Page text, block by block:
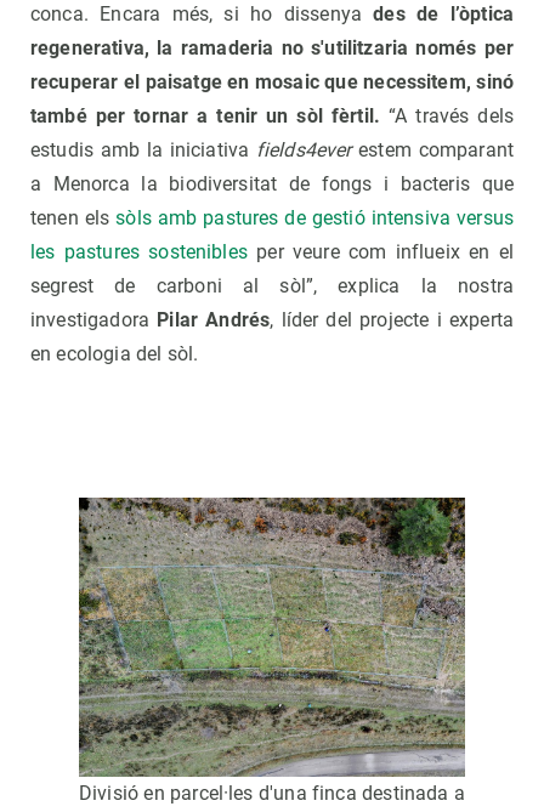
conca. Encara més, si ho dissenyades de l’òptica
regenerativa, la ramaderia no s'utilitzaria només per
recuperar el paisatge en mosaic que necessitem, sinó
també per tornar a tenir un sòl fèrtil.“A través dels
estudis amb la iniciativa fields4everestem comparant
a Menorca la biodiversitat de fongs i bacteris que
tenen elssòls amb pastures de gestió intensiva versus
les pastures sosteniblesper veure com influeix en el
segrest de carboni al sòl”, explica la nostra
investigadora Pilar Andrés, líder del projecte i experta
en ecologia del sòl.
Divisió en parcel·les d'una finca destinada a